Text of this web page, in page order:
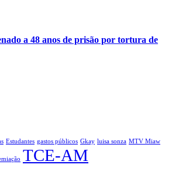
a 48 anos de prisão por tortura de
Estudantes gastos públicos Gkay luisa sonza MTV Miaw
TCE-AM